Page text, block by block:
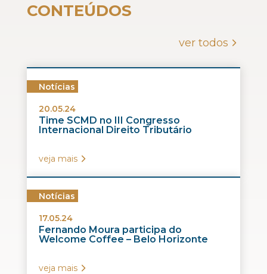
CONTEÚDOS
ver todos
Notícias
20.05.24
Time SCMD no III Congresso
Internacional Direito Tributário
veja mais
Notícias
17.05.24
Fernando Moura participa do
Welcome Coffee – Belo Horizonte
veja mais